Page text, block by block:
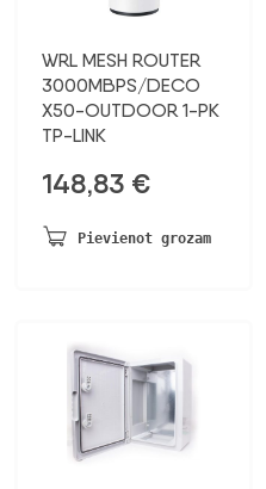
WRL MESH ROUTER
3000MBPS/DECO
X50-OUTDOOR 1-PK
TP-LINK
148,83 €
Pievienot grozam